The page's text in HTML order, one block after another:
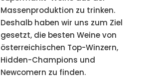
Massenproduktion zu trinken.
Deshalb haben wir uns zum Ziel
gesetzt, die besten Weine von
österreichischen Top-Winzern,
Hidden-Champions und
Newcomern zu finden.